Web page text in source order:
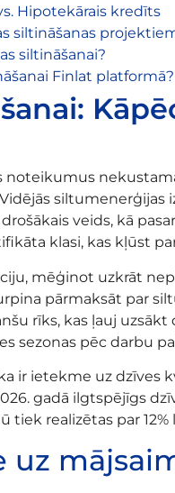
Hipotekārais kredīts
siltināšanas
siltināšanai?
Finlat platformā?
veids, kā
klasi, kas kļūst
mēģinot uzkrāt
pārmaksāt par
rīks, kas ļauj
sezonas pēc darbu
ir ietekme uz dzīves
gadā ilgtspējīgs
realizētas par
uz